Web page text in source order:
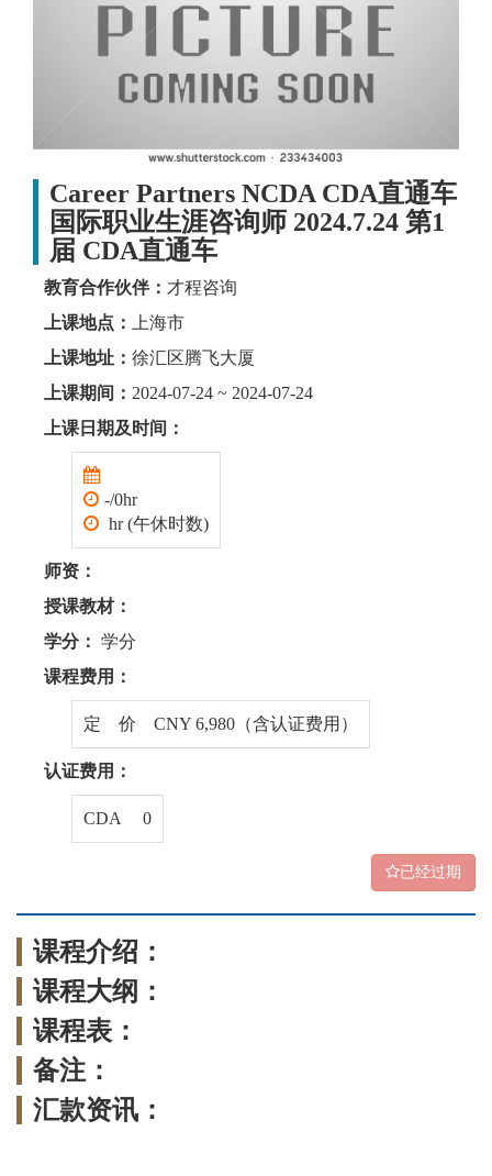
Career Partners NCDA CDA直通车
国际职业生涯咨询师 2024.7.24 第1
届 CDA直通车
教育合作伙伴： 才程咨询
上课地点：
上海市
上课地址： 徐汇区腾飞大厦
上课期间： 2024-07-24 ~ 2024-07-24
上课日期及时间：
-/0hr
hr (午休时数)
师资：
授课教材：
学分： 学分
课程费用：
定 价 CNY 6,980（含认证费用）
认证费用：
CDA 0
已经过期
课程介绍：
课程大纲：
课程表：
备注：
汇款资讯：